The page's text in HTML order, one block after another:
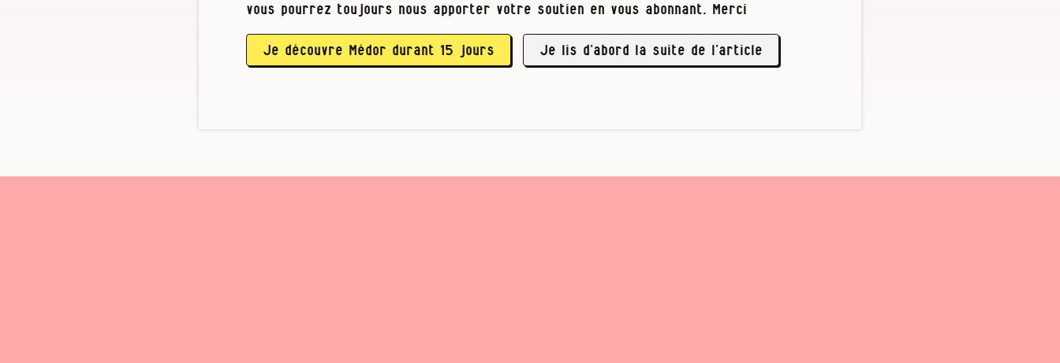
Plutôt à forger des saynètes étranges. Parfois, les enfants se vêtent d’un
sachet en plastique, de morceaux de poupées. Souvent, ils apparaissent
torse nu. Leur corps est utilisé comme « un témoignage, un repère ». …
vous pourrez toujours nous apporter votre soutien en vous abonnant. Merci
Je découvre Médor durant 15 jours Je lis d’abord la suite de l’article